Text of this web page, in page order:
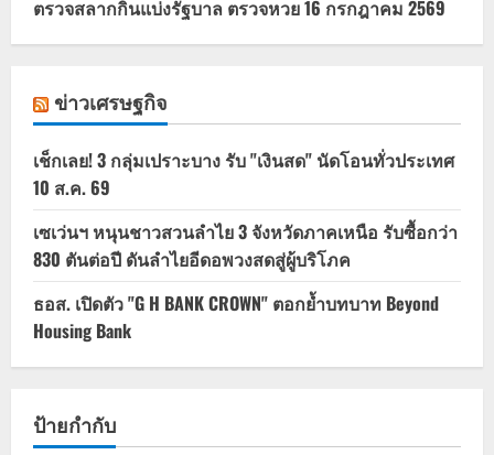
ตรวจสลากกินแบ่งรัฐบาล ตรวจหวย 16 กรกฎาคม 2569
ข่าวเศรษฐกิจ
เช็กเลย! 3 กลุ่มเปราะบาง รับ "เงินสด" นัดโอนทั่วประเทศ
10 ส.ค. 69
เซเว่นฯ หนุนชาวสวนลำไย 3 จังหวัดภาคเหนือ รับซื้อกว่า
830 ตันต่อปี ดันลำไยอีดอพวงสดสู่ผู้บริโภค
ธอส. เปิดตัว "G H BANK CROWN" ตอกย้ำบทบาท Beyond
Housing Bank
ป้ายกำกับ